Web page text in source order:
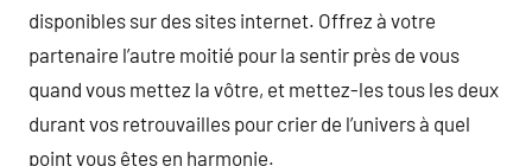
disponibles sur des sites internet. Offrez à votre
partenaire l’autre moitié pour la sentir près de vous
quand vous mettez la vôtre, et mettez-les tous les deux
durant vos retrouvailles pour crier de l’univers à quel
point vous êtes en harmonie.